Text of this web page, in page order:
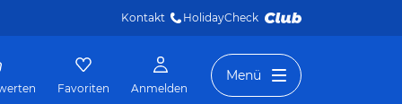
Kontakt HolidayCheck
Favoriten Anmelden
Menü